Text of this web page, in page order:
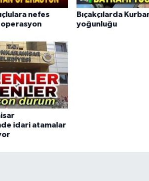
nefes
operasyon
Bıçakçılarda
yoğunluğu
idari atamalar